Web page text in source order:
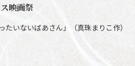
映画祭
いないばあさん」（真珠まりこ作）